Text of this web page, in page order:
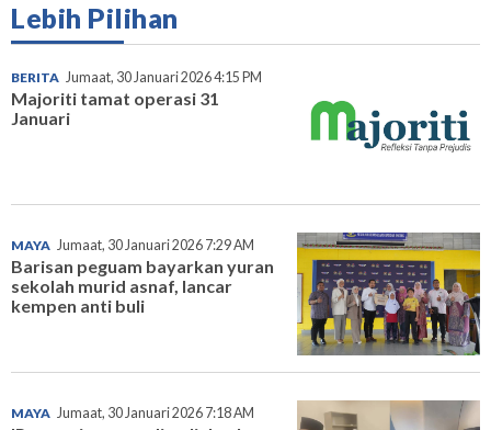
Lebih Pilihan
BERITA Jumaat, 30 Januari 2026 4:15 PM
Majoriti tamat operasi 31
Januari
MAYA Jumaat, 30 Januari 2026 7:29 AM
Barisan peguam bayarkan yuran
sekolah murid asnaf, lancar
kempen anti buli
MAYA Jumaat, 30 Januari 2026 7:18 AM